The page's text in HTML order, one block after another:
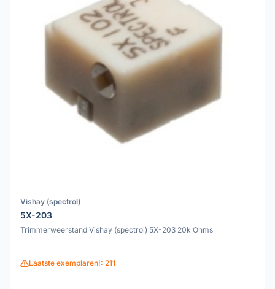
Vishay (spectrol)
5X-203
Trimmerweerstand Vishay (spectrol) 5X-203 20k Ohms
Laatste exemplaren!: 211